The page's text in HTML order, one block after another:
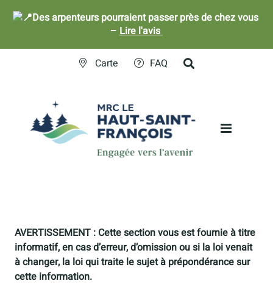
Des arpenteurs pourraient passer près de chez vous
– Lire l'avis
Carte FAQ
AVERTISSEMENT : Cette section vous est fournie à titre
informatif, en cas d’erreur, d’omission ou si la loi venait
à changer, la loi qui traite le sujet à prépondérance sur
cette information.